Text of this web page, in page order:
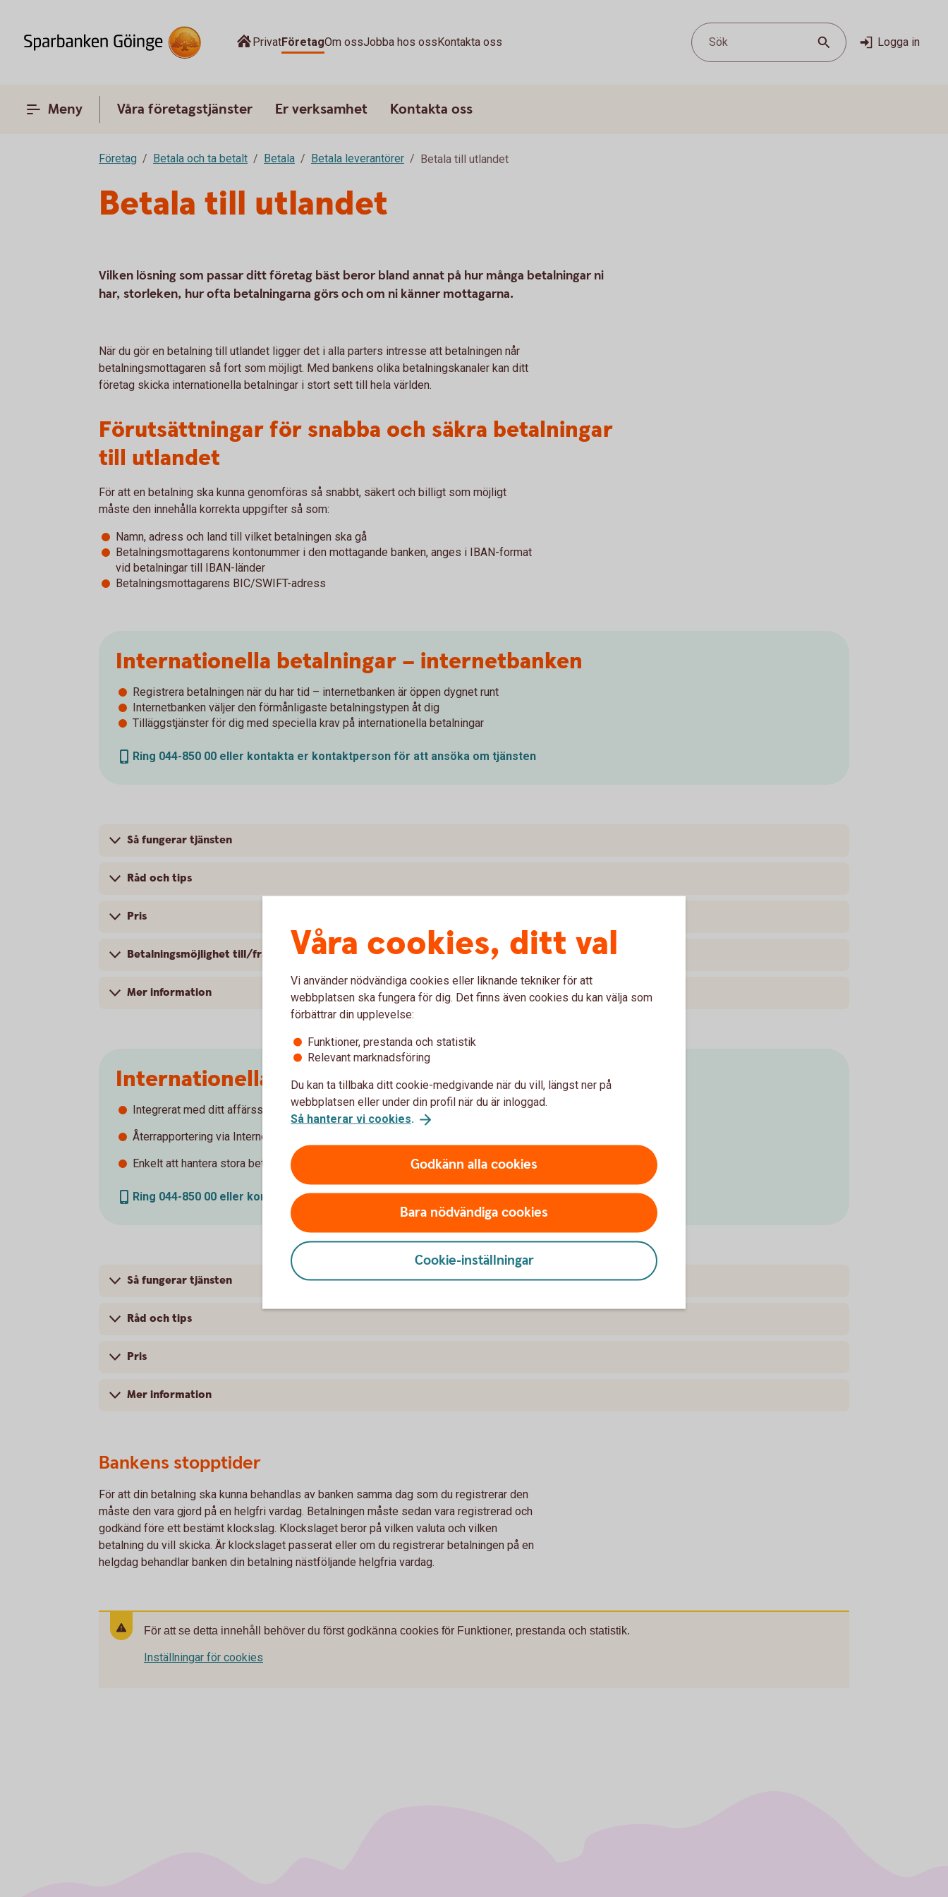
PrivatFöretagOm ossJobba hos ossKontakta oss Sök Logga in
Meny Våra företagstjänster Er verksamhet Kontakta oss
Företag Betala och ta betalt Betala Betala leverantörer Betala till utlandet
Betala till utlandet
Vilken lösning som passar ditt företag bäst beror bland annat på hur många betalningar ni
har, storleken, hur ofta betalningarna görs och om ni känner mottagarna.
När du gör en betalning till utlandet ligger det i alla parters intresse att betalningen når
betalningsmottagaren så fort som möjligt. Med bankens olika betalningskanaler kan ditt
företag skicka internationella betalningar i stort sett till hela världen.
Förutsättningar för snabba och säkra betalningar
till utlandet
För att en betalning ska kunna genomföras så snabbt, säkert och billigt som möjligt
måste den innehålla korrekta uppgifter så som:
Namn, adress och land till vilket betalningen ska gå
Betalningsmottagarens kontonummer i den mottagande banken, anges i IBAN-format
vid betalningar till IBAN-länder
Betalningsmottagarens BIC/SWIFT-adress
Internationella betalningar – internetbanken
Registrera betalningen när du har tid – internetbanken är öppen dygnet runt
Internetbanken väljer den förmånligaste betalningstypen åt dig
Tilläggstjänster för dig med speciella krav på internationella betalningar
Ring 044-850 00 eller kontakta er kontaktperson för att ansöka om tjänsten
Så fungerar tjänsten
Råd och tips
Pris
Betalningsmöjlighet till/från Ryssland och Belarus upphör under maj 2022
Mer information
Internationella betalningar – Filbetalningar
Integrerat med ditt affärssystem
Återrapportering via Internetbanken
Enkelt att hantera stora betalningsvolymer
Ring 044-850 00 eller kontakta er kontaktperson för att ansöka om tjänsten
Så fungerar tjänsten
Råd och tips
Pris
Mer information
Bankens stopptider
För att din betalning ska kunna behandlas av banken samma dag som du registrerar den
måste den vara gjord på en helgfri vardag. Betalningen måste sedan vara registrerad och
godkänd före ett bestämt klockslag. Klockslaget beror på vilken valuta och vilken
betalning du vill skicka. Är klockslaget passerat eller om du registrerar betalningen på en
helgdag behandlar banken din betalning nästföljande helgfria vardag.
För att se detta innehåll behöver du först godkänna cookies för Funktioner, prestanda och statistik.
Inställningar för cookies
Våra cookies, ditt val
Vi använder nödvändiga cookies eller liknande tekniker för att
webbplatsen ska fungera för dig. Det finns även cookies du kan välja som
förbättrar din upplevelse:
Funktioner, prestanda och statistik
Relevant marknadsföring
Du kan ta tillbaka ditt cookie-medgivande när du vill, längst ner på
webbplatsen eller under din profil när du är inloggad.
Så hanterar vi cookies.
Godkänn alla cookies
Bara nödvändiga cookies
Cookie-inställningar